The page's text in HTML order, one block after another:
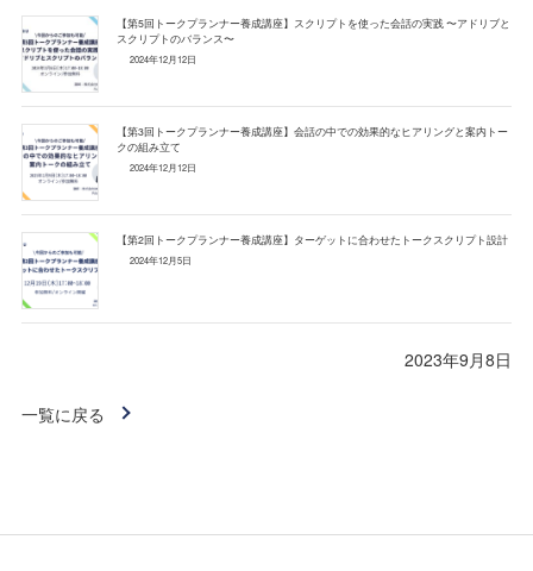
【第5回トークプランナー養成講座】スクリプトを使った会話の実践 〜アドリブと
スクリプトのバランス〜
2024年12月12日
【第3回トークプランナー養成講座】会話の中での効果的なヒアリングと案内トー
クの組み立て
2024年12月12日
【第2回トークプランナー養成講座】ターゲットに合わせたトークスクリプト設計
2024年12月5日
2023年9月8日
一覧に戻る